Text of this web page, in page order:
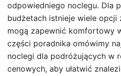
odpowiedniego noclegu. Dla
budżetach istnieje wiele
mogą zapewnić komfortowy
części poradnika omówimy
noclegi dla podróżujących w
cenowych, aby ułatwić